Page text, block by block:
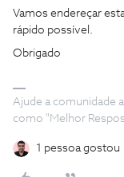
Vamos endereçar
rápido possível.
Obrigado
Ajude a comunidade
como "Melhor
1 pessoa gostou